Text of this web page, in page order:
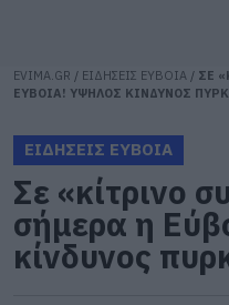
EVIMA.GR / ΕΙΔΗΣΕΙΣ ΕΥΒΟΙΑ / ΣΕ
ΕΥΒΟΙΑ! ΥΨΗΛΟΣ ΚΙΝΔΥΝΟΣ
ΕΙΔΗΣΕΙΣ ΕΥΒΟΙΑ
Σε «κίτρινο
σήμερα η
κίνδυνος